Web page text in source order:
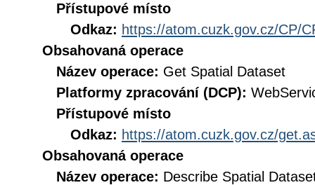
Přístupové místo
Odkaz: https://atom.cuzk.gov.cz/CP/
Obsahovaná operace
Název operace: Get Spatial Dataset
Platformy zpracování (DCP):
Přístupové místo
Odkaz: https://atom.cuzk.gov.cz/
Obsahovaná operace
Název operace: Describe Spatial